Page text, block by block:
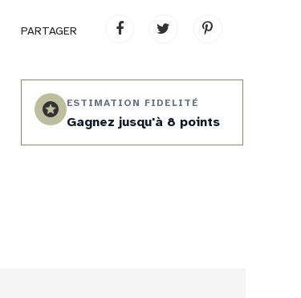
PARTAGER
stars ESTIMATION FIDELITÉ
Gagnez jusqu'à 8 points